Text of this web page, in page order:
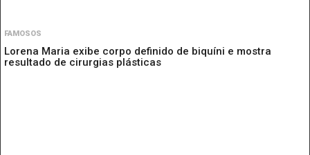
FAMOSOS
Lorena Maria exibe corpo definido de biquíni e mostra
resultado de cirurgias plásticas